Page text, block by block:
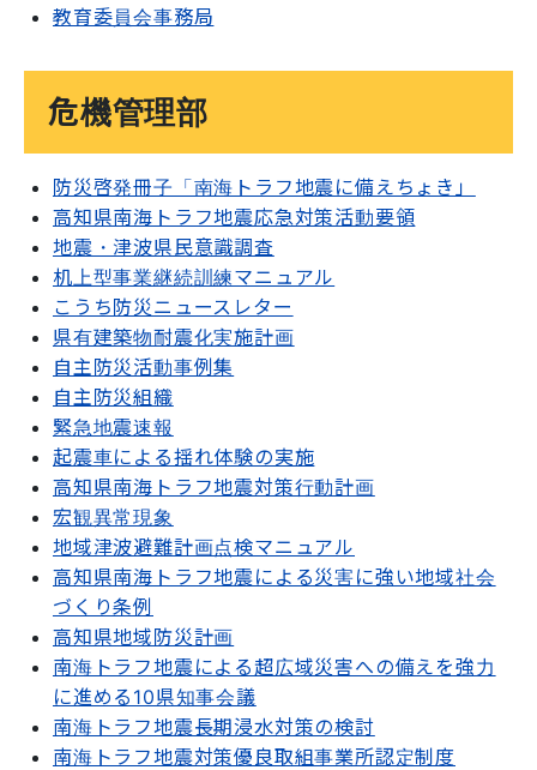
教育委員会事務局
危機管理部
防災啓発冊子「南海トラフ地震に備えちょき」
高知県南海トラフ地震応急対策活動要領
地震・津波県民意識調査
机上型事業継続訓練マニュアル
こうち防災ニュースレター
県有建築物耐震化実施計画
自主防災活動事例集
自主防災組織
緊急地震速報
起震車による揺れ体験の実施
高知県南海トラフ地震対策行動計画
宏観異常現象
地域津波避難計画点検マニュアル
高知県南海トラフ地震による災害に強い地域社会
づくり条例
高知県地域防災計画
南海トラフ地震による超広域災害への備えを強力
に進める10県知事会議
南海トラフ地震長期浸水対策の検討
南海トラフ地震対策優良取組事業所認定制度